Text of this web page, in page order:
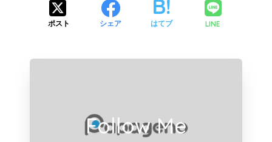
ポスト シェア はてブ LINE
Follow Me